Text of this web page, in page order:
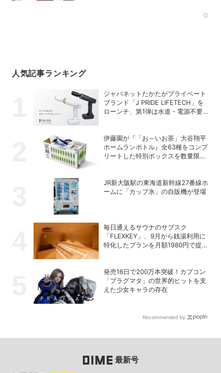
人気記事ランキング
ジャパネットたかたがプライベート
ブランド「J PRIDE LIFETECH」を
ローンチ、第1弾は水道・電源不要
伊藤園が『「お～いお茶」大谷翔平
ホームランボトル』全63種をコンプ
リートした特別ボックスを数量限定
JR新大阪駅の東海道新幹線27番線ホ
ームに「カップ氷」の自販機が登場
毎日通えるサウナのサブスク
「FLEXKEY」、9月から銭湯利用に
特化したプランを月額1980円で提供
発売16日で200万本突破！カプコン
「プラグマタ」の世界的ヒットを支
えた少女キャラの存在
Recommended by
最新号